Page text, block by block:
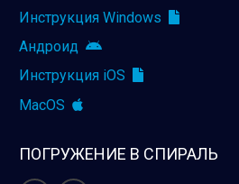
Инструкция Windows
Андроид
Инструкция iOS
MacOS
ПОГРУЖЕНИЕ В СПИРАЛЬ